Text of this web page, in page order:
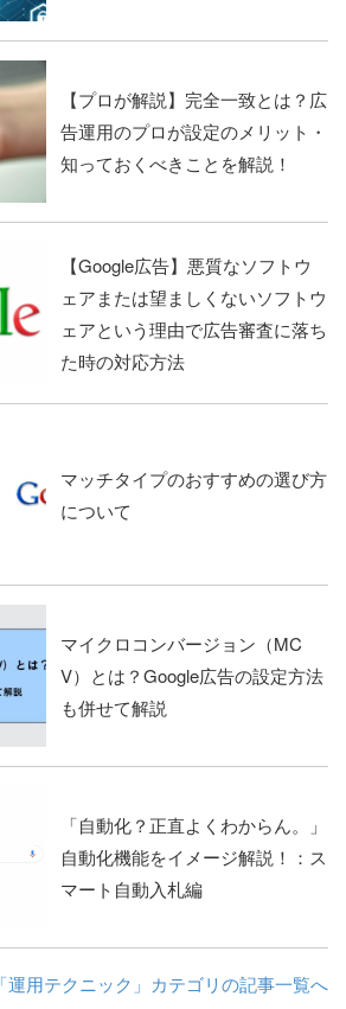
【プロが解説】完全一致とは？広
告運用のプロが設定のメリット・
知っておくべきことを解説！
【Google広告】悪質なソフトウ
ェアまたは望ましくないソフトウ
ェアという理由で広告審査に落ち
た時の対応方法
マッチタイプのおすすめの選び方
について
マイクロコンバージョン（MC
V）とは？Google広告の設定方法
も併せて解説
「自動化？正直よくわからん。」
自動化機能をイメージ解説！：ス
マート自動入札編
「運用テクニック」カテゴリの記事一覧へ